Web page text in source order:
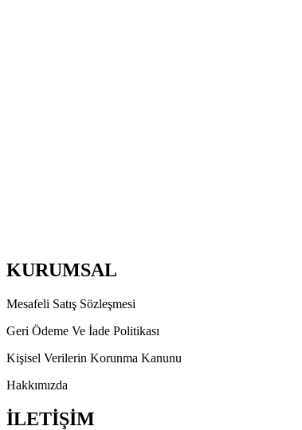
KURUMSAL
Mesafeli Satış Sözleşmesi
Geri Ödeme Ve İade Politikası
Kişisel Verilerin Korunma Kanunu
Hakkımızda
İLETİŞİM